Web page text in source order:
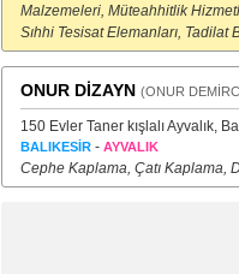
Malzemeleri, Müteahhitlik
Sıhhi Tesisat Elemanları, Tadilat
ONUR DİZAYN (ONUR
150 Evler Taner kışlalı Ayvalık,
BALIKESİR- AYVALIK
Cephe Kaplama, Çatı Kaplama,